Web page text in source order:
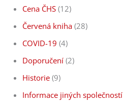
Cena ČHS (12)
Červená kniha (28)
COVID-19 (4)
Doporučení (2)
Historie (9)
Informace jiných společností